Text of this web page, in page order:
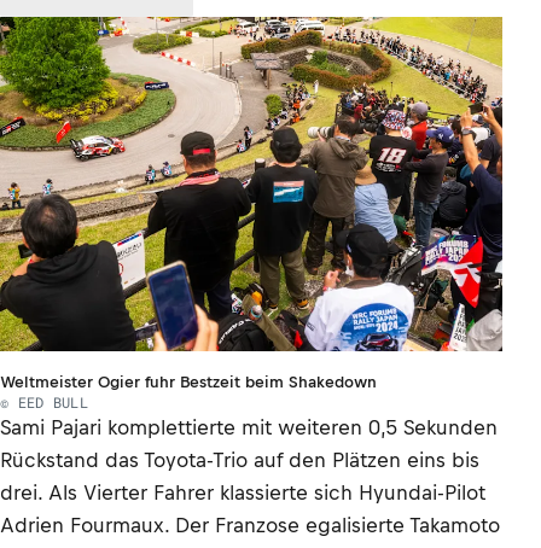
Weltmeister Ogier fuhr Bestzeit beim Shakedown
© EED BULL
Sami Pajari komplettierte mit weiteren 0,5 Sekunden
Rückstand das Toyota-Trio auf den Plätzen eins bis
drei. Als Vierter Fahrer klassierte sich Hyundai-Pilot
Adrien Fourmaux. Der Franzose egalisierte Takamoto